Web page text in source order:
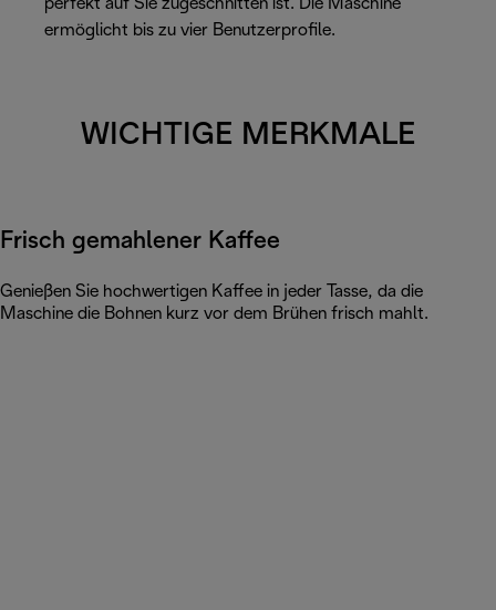
perfekt auf Sie zugeschnitten ist. Die Maschine
ermöglicht bis zu vier Benutzerprofile.
WICHTIGE MERKMALE
Frisch gemahlener Kaffee
Genießen Sie hochwertigen Kaffee in jeder Tasse, da die
Maschine die Bohnen kurz vor dem Brühen frisch mahlt.